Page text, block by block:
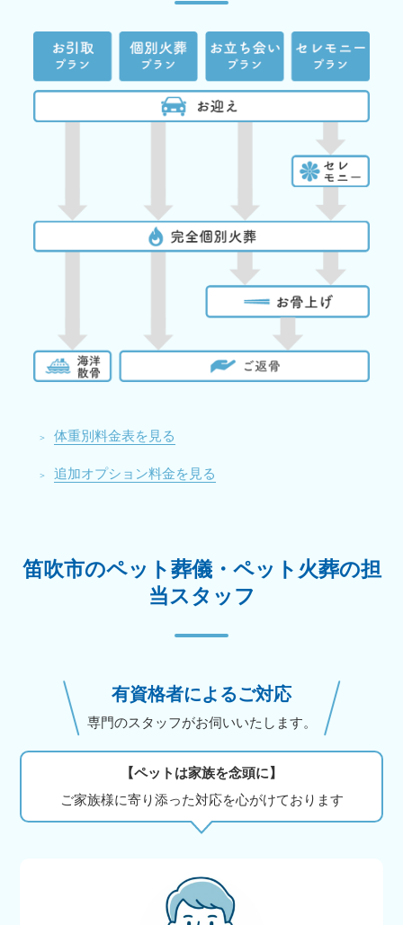
体重別料金表を見る
追加オプション料金を見る
笛吹市のペット葬儀・ペット火葬の担
当スタッフ
有資格者によるご対応
専門のスタッフがお伺いいたします。
【ペットは家族を念頭に】
ご家族様に寄り添った対応を心がけております